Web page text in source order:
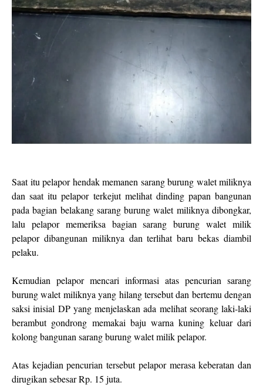
Saat itu pelapor hendak memanen sarang burung walet miliknya
dan saat itu pelapor terkejut melihat dinding papan bangunan
pada bagian belakang sarang burung walet miliknya dibongkar,
lalu pelapor memeriksa bagian sarang burung walet milik
pelapor dibangunan miliknya dan terlihat baru bekas diambil
pelaku.
Kemudian pelapor mencari informasi atas pencurian sarang
burung walet miliknya yang hilang tersebut dan bertemu dengan
saksi inisial DP yang menjelaskan ada melihat seorang laki-laki
berambut gondrong memakai baju warna kuning keluar dari
kolong bangunan sarang burung walet milik pelapor.
Atas kejadian pencurian tersebut pelapor merasa keberatan dan
dirugikan sebesar Rp. 15 juta.